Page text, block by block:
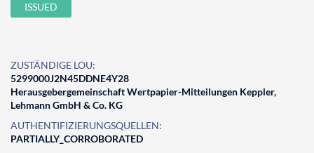
ISSUED
ZUSTÄNDIGE LOU:
5299000J2N45DDNE4Y28
Herausgebergemeinschaft Wertpapier-Mitteilungen Keppler,
Lehmann GmbH & Co. KG
AUTHENTIFIZIERUNGSQUELLEN:
PARTIALLY_CORROBORATED